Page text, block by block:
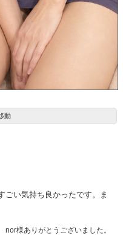
動
ごい気持ち良かったです。ま
nor様ありがとうございました。